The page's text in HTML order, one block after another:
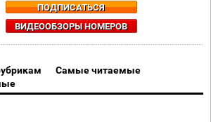
ПОДПИСАТЬСЯ
ВИДЕООБЗОРЫ НОМЕРОВ
Самые читаемые